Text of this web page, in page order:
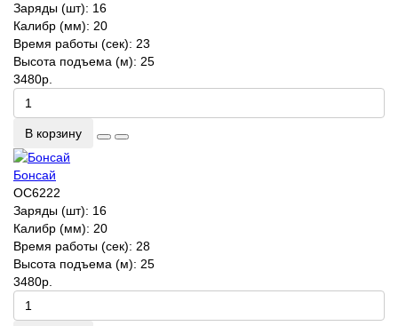
Заряды (шт): 16
Калибр (мм): 20
Время работы (сек): 23
Высота подъема (м): 25
3480р.
В корзину
Бонсай
ОС6222
Заряды (шт): 16
Калибр (мм): 20
Время работы (сек): 28
Высота подъема (м): 25
3480р.